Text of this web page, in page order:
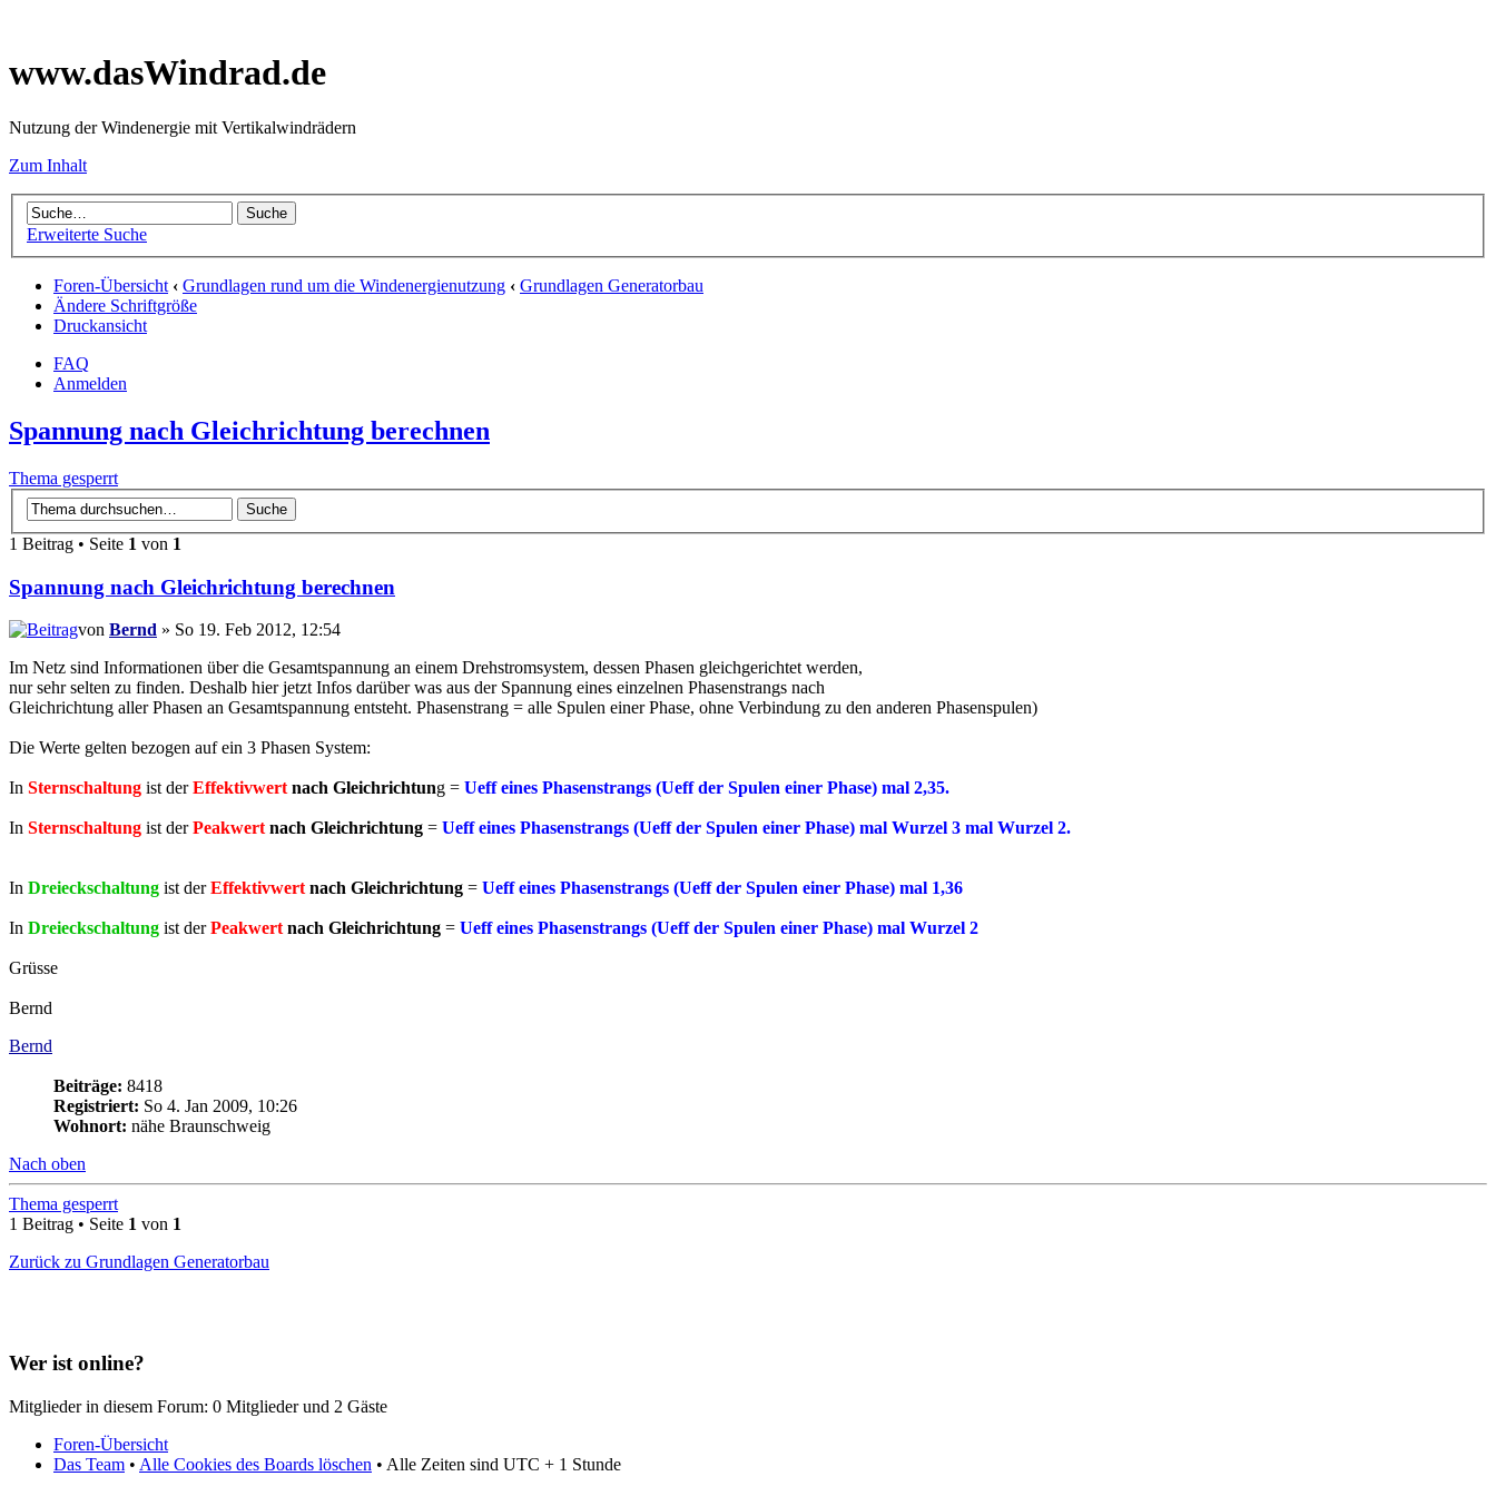
www.dasWindrad.de
Nutzung der Windenergie mit Vertikalwindrädern
Zum Inhalt
Erweiterte Suche
Foren-Übersicht ‹ Grundlagen rund um die Windenergienutzung ‹ Grundlagen Generatorbau
Ändere Schriftgröße
Druckansicht
FAQ
Anmelden
Spannung nach Gleichrichtung berechnen
Thema gesperrt
1 Beitrag • Seite 1 von 1
Spannung nach Gleichrichtung berechnen
von Bernd » So 19. Feb 2012, 12:54
Im Netz sind Informationen über die Gesamtspannung an einem Drehstromsystem, dessen Phasen gleichgerichtet werden,
nur sehr selten zu finden. Deshalb hier jetzt Infos darüber was aus der Spannung eines einzelnen Phasenstrangs nach
Gleichrichtung aller Phasen an Gesamtspannung entsteht. Phasenstrang = alle Spulen einer Phase, ohne Verbindung zu den anderen Phasenspulen)
Die Werte gelten bezogen auf ein 3 Phasen System:
In Sternschaltung ist derEffektivwert nach Gleichrichtung = Ueff eines Phasenstrangs (Ueff der Spulen einer Phase) mal 2,35.
In Sternschaltung ist derPeakwert nach Gleichrichtung = Ueff eines Phasenstrangs (Ueff der Spulen einer Phase) mal Wurzel 3 mal Wurzel 2.
In Dreieckschaltung ist derEffektivwert nach Gleichrichtung = Ueff eines Phasenstrangs (Ueff der Spulen einer Phase) mal 1,36
In Dreieckschaltung ist derPeakwert nach Gleichrichtung = Ueff eines Phasenstrangs (Ueff der Spulen einer Phase) mal Wurzel 2
Grüsse
Bernd
Bernd
Beiträge: 8418
Registriert: So 4. Jan 2009, 10:26
Wohnort: nähe Braunschweig
Nach oben
Thema gesperrt
1 Beitrag • Seite 1 von 1
Zurück zu Grundlagen Generatorbau
Wer ist online?
Mitglieder in diesem Forum: 0 Mitglieder und 2 Gäste
Foren-Übersicht
Das Team • Alle Cookies des Boards löschen • Alle Zeiten sind UTC + 1 Stunde